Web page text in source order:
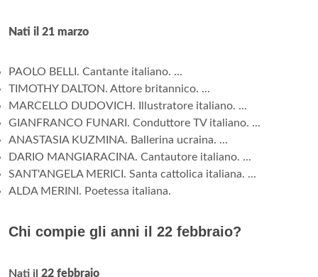
Nati il 21 marzo
PAOLO BELLI. Cantante italiano. ...
TIMOTHY DALTON. Attore britannico. ...
MARCELLO DUDOVICH. Illustratore italiano. ...
GIANFRANCO FUNARI. Conduttore TV italiano. ...
ANASTASIA KUZMINA. Ballerina ucraina. ...
DARIO MANGIARACINA. Cantautore italiano. ...
SANT'ANGELA MERICI. Santa cattolica italiana. ...
ALDA MERINI. Poetessa italiana.
Chi compie gli anni il 22 febbraio?
Nati il 22 febbraio